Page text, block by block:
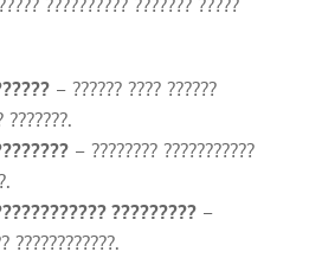
– ?????? ???? ??????
???????.
– ???????? ???????????
?????????–
????????????.